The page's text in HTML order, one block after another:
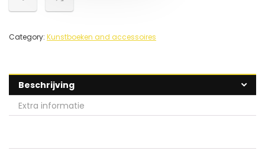
Category: Kunstboeken and accessoires
Beschrijving
Extra informatie